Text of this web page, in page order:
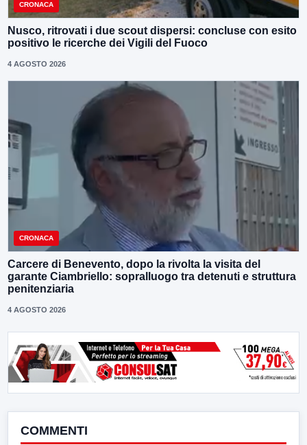
CRONACA
Nusco, ritrovati i due scout dispersi: concluse con esito
positivo le ricerche dei Vigili del Fuoco
4 AGOSTO 2026
CRONACA
Carcere di Benevento, dopo la rivolta la visita del
garante Ciambriello: sopralluogo tra detenuti e struttura
penitenziaria
4 AGOSTO 2026
COMMENTI